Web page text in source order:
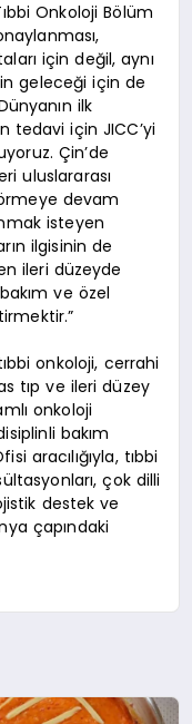
Onkoloji Bölüm
için değil, aynı
geleceği için de
ilk
tedavi için JICC’yi
Çin’de
uluslararası
devam
isteyen
ilgisinin de
ileri düzeyde
ve özel
onkoloji, cerrahi
tıp ve ileri düzey
onkoloji
bakım
aracılığıyla, tıbbi
çok dilli
destek ve
çapındaki